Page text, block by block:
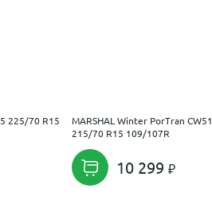
225/70 R15
MARSHAL Winter PorTran CW51
215/70 R15 109/107R
10 299